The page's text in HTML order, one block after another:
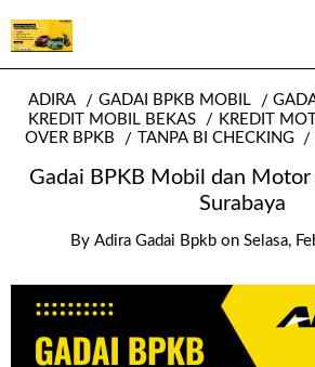
ADIRA GADAI BPKB MOBIL
KREDIT MOBIL BEKAS
KREDIT
OVER BPKB
TANPA BI CHECKING
Gadai BPKB Mobil dan Motor
Surabaya
By Adira Gadai Bpkb on Selasa,